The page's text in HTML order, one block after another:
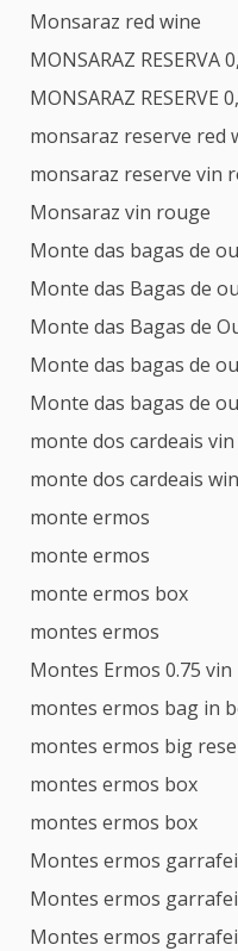
Monsaraz red wine
MONSARAZ RESERVA
MONSARAZ RESERVE
monsaraz reserve red
monsaraz reserve vin
Monsaraz vin rouge
Monte das bagas de
Monte das Bagas de
Monte das Bagas de
Monte das bagas de
Monte das bagas de
monte dos cardeais vin
monte dos cardeais
monte ermos
monte ermos
monte ermos box
montes ermos
Montes Ermos 0.75 vin
montes ermos bag in
montes ermos big
montes ermos box
montes ermos box
Montes ermos
Montes ermos
Montes ermos